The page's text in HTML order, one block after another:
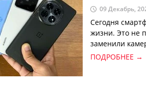
09 Декабрь,
Сегодня
жизни. Это не
заменили
кошелёк,
ПОДРОБНЕЕ →